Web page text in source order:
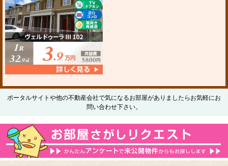
ポータルサイトや他の不動産会社で気になるお部屋がありましたらお気軽にお
問い合わせ下さい。